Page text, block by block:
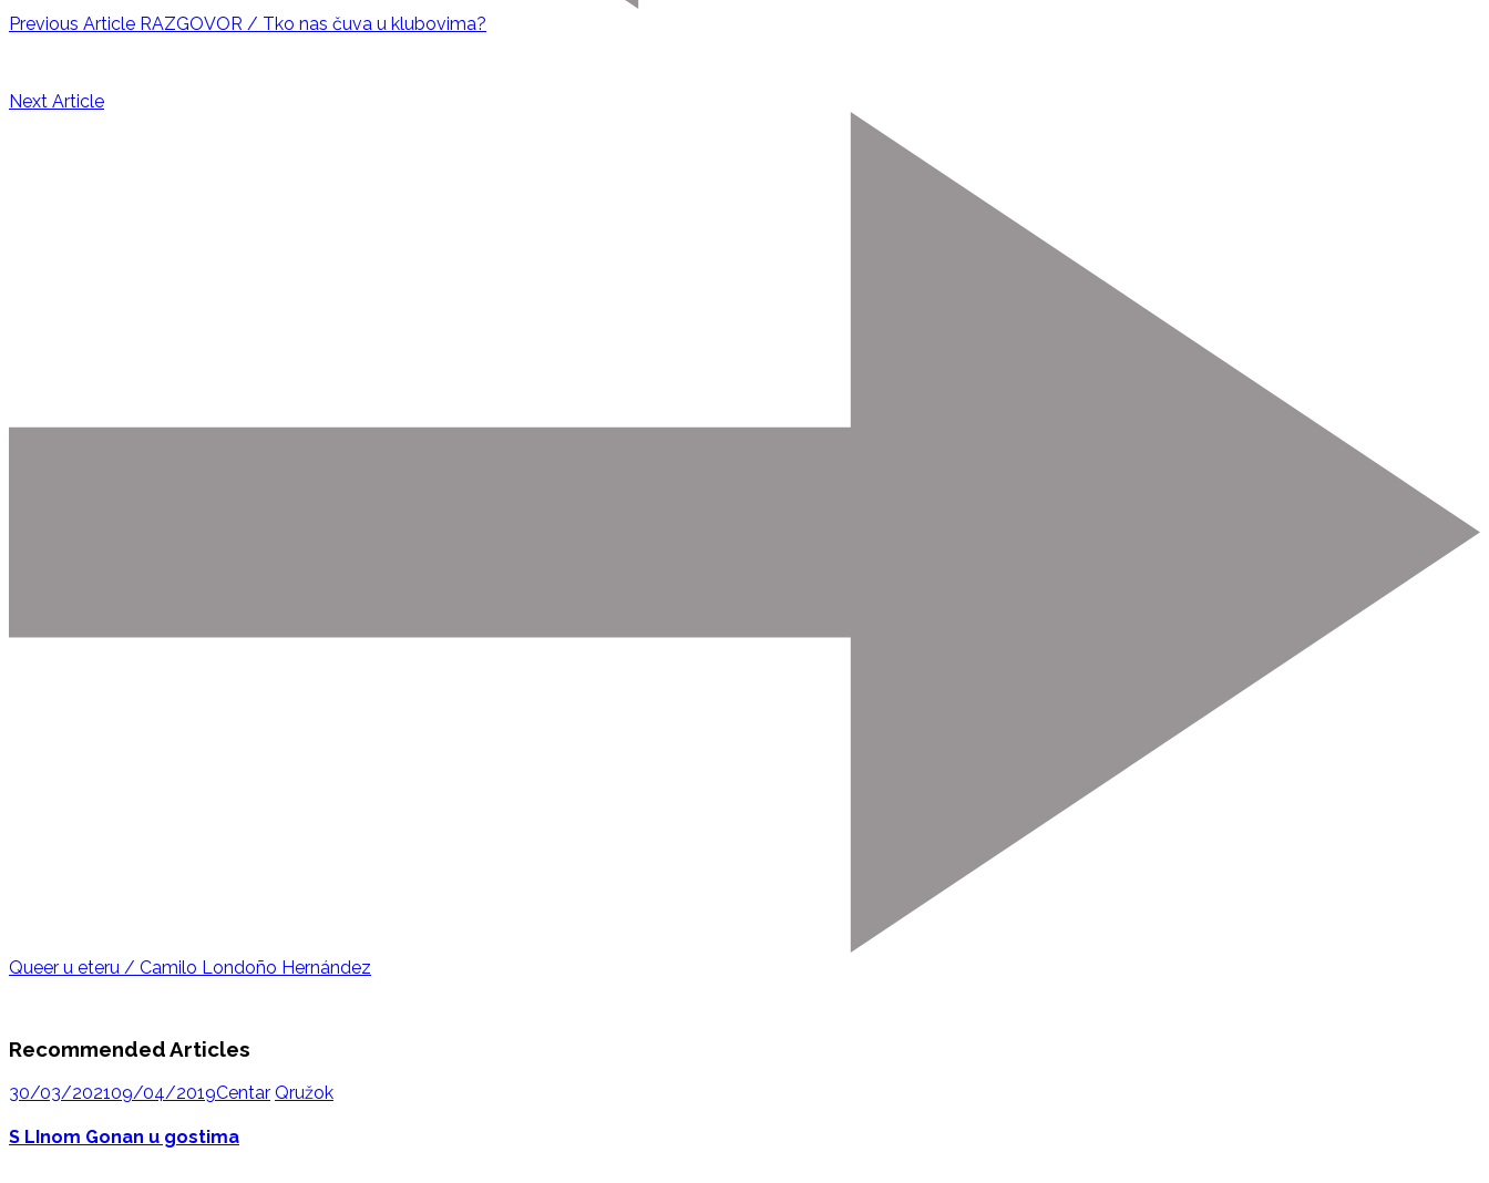
Previous Article RAZGOVOR / Tko nas čuva u klubovima?
Next Article
Queer u eteru / Camilo Londoño Hernández
Recommended Articles
30/03/202109/04/2019Centar Qružok
S LInom Gonan u gostima